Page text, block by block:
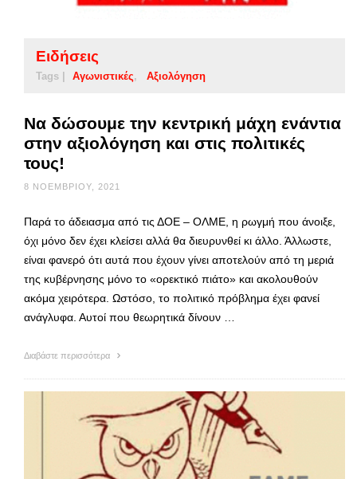
Ειδήσεις
Tags | Αγωνιστικές Αξιολόγηση
Να δώσουμε την κεντρική μάχη ενάντια
στην αξιολόγηση και στις πολιτικές
τους!
8 ΝΟΕΜΒΡΊΟΥ, 2021
Παρά το άδειασμα από τις ΔΟΕ – ΟΛΜΕ, η ρωγμή που άνοιξε,
όχι μόνο δεν έχει κλείσει αλλά θα διευρυνθεί κι άλλο. Άλλωστε,
είναι φανερό ότι αυτά που έχουν γίνει αποτελούν από τη μεριά
της κυβέρνησης μόνο το «ορεκτικό πιάτο» και ακολουθούν
ακόμα χειρότερα. Ωστόσο, το πολιτικό πρόβλημα έχει φανεί
ανάγλυφα. Αυτοί που θεωρητικά δίνουν …
Διαβάστε περισσότερα